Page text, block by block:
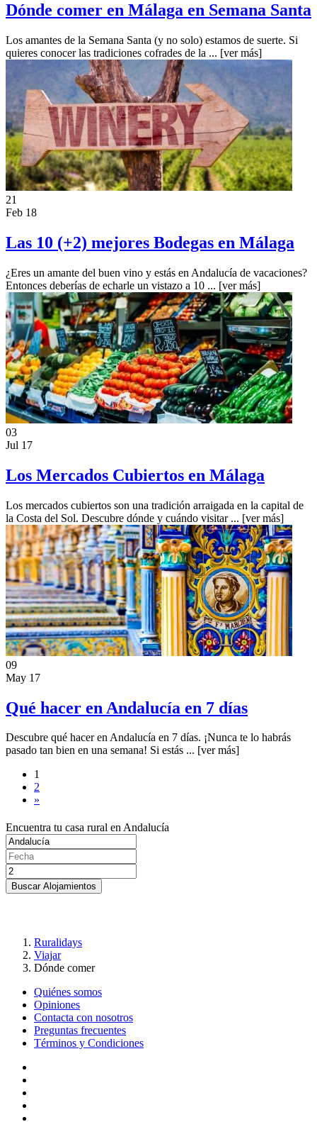
Dónde comer en Málaga en Semana Santa
Los amantes de la Semana Santa (y no solo) estamos de suerte. Si
quieres conocer las tradiciones cofrades de la ... [ver más]
21
Feb 18
Las 10 (+2) mejores Bodegas en Málaga
¿Eres un amante del buen vino y estás en Andalucía de vacaciones?
Entonces deberías de echarle un vistazo a 10 ... [ver más]
03
Jul 17
Los Mercados Cubiertos en Málaga
Los mercados cubiertos son una tradición arraigada en la capital de
la Costa del Sol. Descubre dónde y cuándo visitar ... [ver más]
09
May 17
Qué hacer en Andalucía en 7 días
Descubre qué hacer en Andalucía en 7 días. ¡Nunca te lo habrás
pasado tan bien en una semana! Si estás ... [ver más]
1
2
»
Encuentra tu casa rural en Andalucía
Buscar Alojamientos
Ruralidays
Viajar
Dónde comer
Quiénes somos
Opiniones
Contacta con nosotros
Preguntas frecuentes
Términos y Condiciones